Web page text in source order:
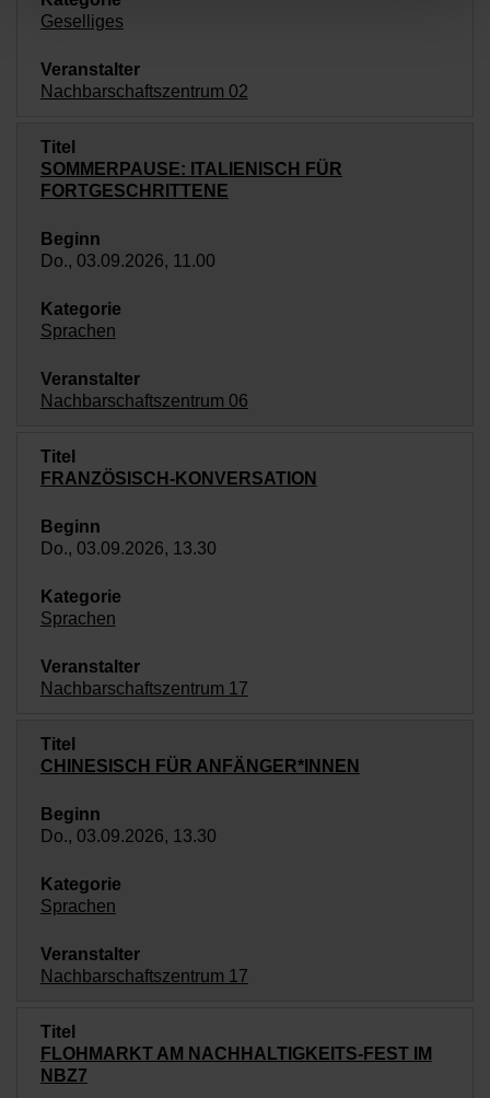
Geselliges
Nachbarschaftszentrum 02
SOMMERPAUSE: ITALIENISCH FÜR
FORTGESCHRITTENE
Do., 03.09.2026, 11.00
Sprachen
Nachbarschaftszentrum 06
FRANZÖSISCH-KONVERSATION
Do., 03.09.2026, 13.30
Sprachen
Nachbarschaftszentrum 17
CHINESISCH FÜR ANFÄNGER*INNEN
Do., 03.09.2026, 13.30
Sprachen
Nachbarschaftszentrum 17
FLOHMARKT AM NACHHALTIGKEITS-FEST IM
NBZ7